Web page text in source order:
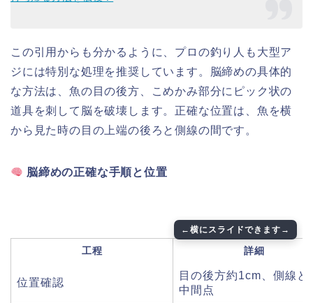
この引用からも分かるように、プロの釣り人も大型ア
ジには特別な処理を推奨しています。脳締めの具体的
な方法は、魚の目の後方、こめかみ部分にピック状の
道具を刺して脳を破壊します。正確な位置は、魚を横
から見た時の目の上端の後ろと側線の間です。
脳締めの正確な手順と位置
工程 詳細
位置確認
目の後方約1cm、側線と
中間点